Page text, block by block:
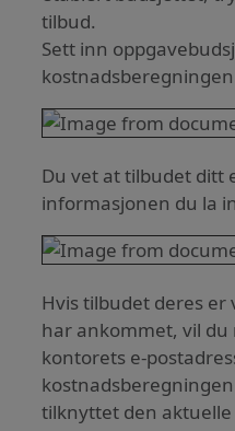
tilbud.
Sett inn
Du vet at tilbudet ditt
informasjonen du la
Hvis tilbudet deres
har ankommet, vil
kontorets e-
tilknyttet den aktuelle